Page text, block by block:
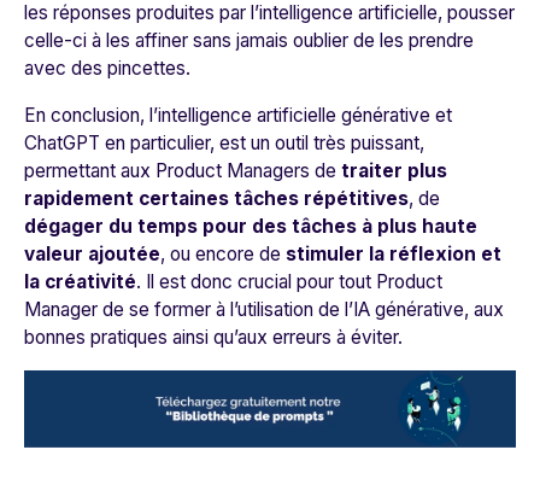
les réponses produites par l’intelligence artificielle, pousser
celle-ci à les affiner sans jamais oublier de les prendre
avec des pincettes.
En conclusion, l’intelligence artificielle générative et
ChatGPT en particulier, est un outil très puissant,
permettant aux Product Managers de traiter plus
rapidement certaines tâches répétitives, de
dégager du temps pour des tâches à plus haute
valeur ajoutée, ou encore de stimuler la réflexion et
la créativité. Il est donc crucial pour tout Product
Manager de se former à l’utilisation de l’IA générative, aux
bonnes pratiques ainsi qu’aux erreurs à éviter.